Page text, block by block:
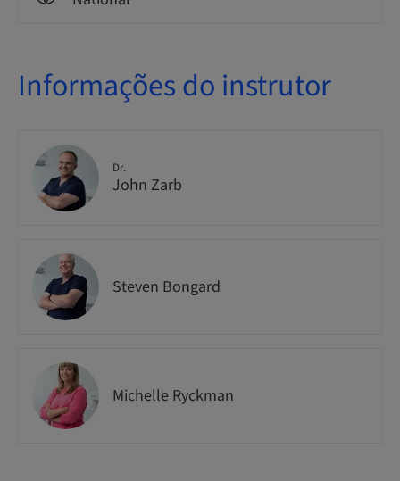
Informações do instrutor
Dr.
John Zarb
Steven Bongard
Michelle Ryckman